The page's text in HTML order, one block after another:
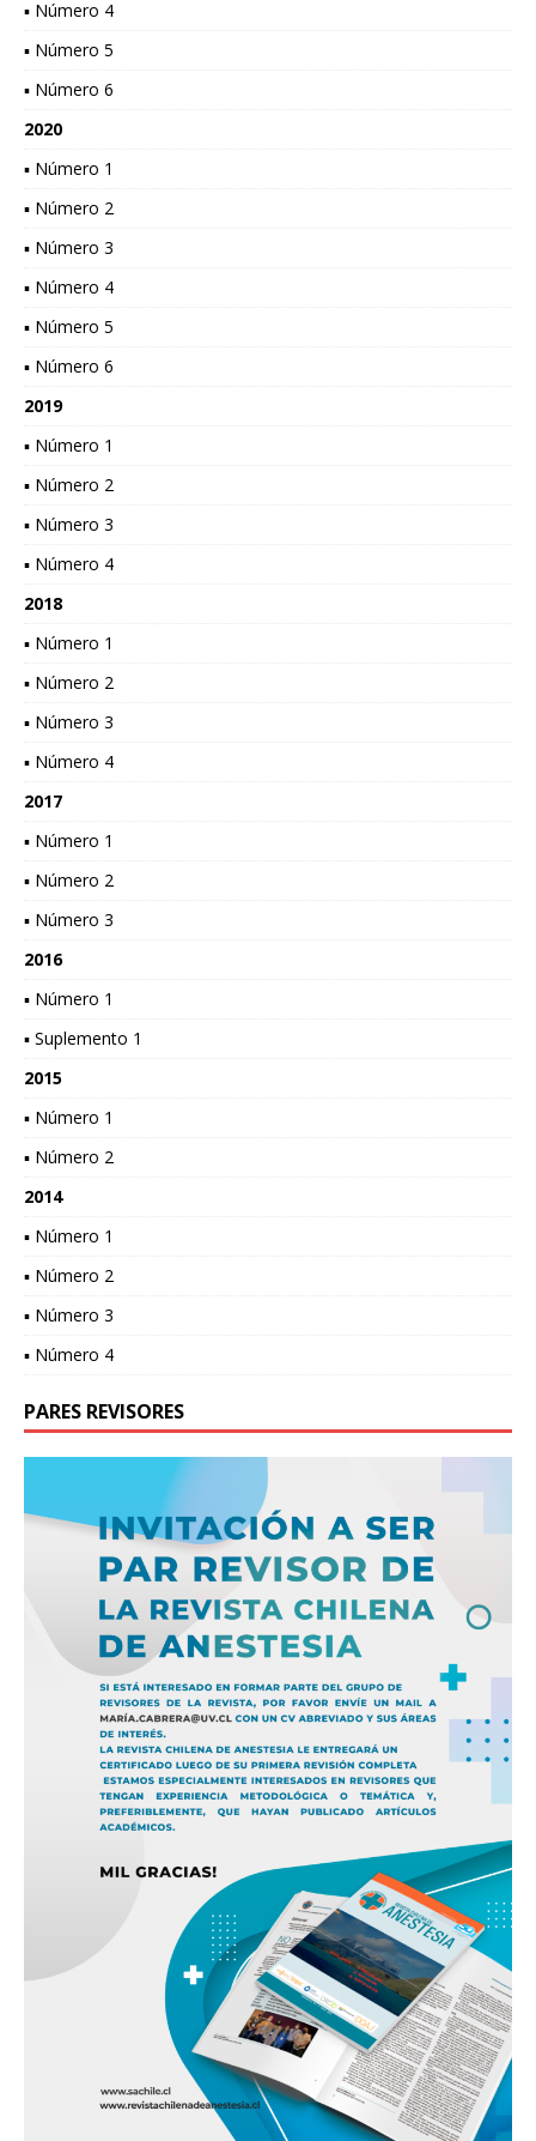
▪ Número 4
▪ Número 5
▪ Número 6
2020
▪ Número 1
▪ Número 2
▪ Número 3
▪ Número 4
▪ Número 5
▪ Número 6
2019
▪ Número 1
▪ Número 2
▪ Número 3
▪ Número 4
2018
▪ Número 1
▪ Número 2
▪ Número 3
▪ Número 4
2017
▪ Número 1
▪ Número 2
▪ Número 3
2016
▪ Número 1
▪ Suplemento 1
2015
▪ Número 1
▪ Número 2
2014
▪ Número 1
▪ Número 2
▪ Número 3
▪ Número 4
PARES REVISORES